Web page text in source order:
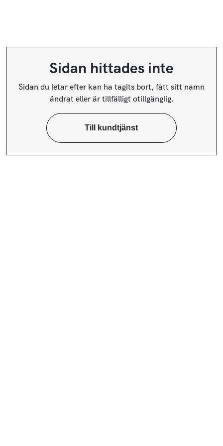
Sidan hittades inte
Sidan du letar efter kan ha tagits bort, fått sitt namn
ändrat eller är tillfälligt otillgänglig.
Till kundtjänst